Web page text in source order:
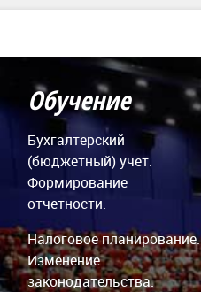
Обучение
Бухгалтерский
(бюджетный) учет.
Формирование
отчетности.
Налоговое планирование.
Изменение
законодательства.